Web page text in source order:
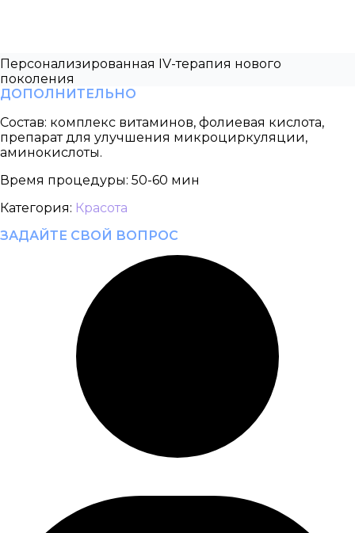
Персонализированная IV-терапия нового
поколения
ДОПОЛНИТЕЛЬНО
Состав: комплекс витаминов, фолиевая кислота,
препарат для улучшения микроциркуляции,
аминокислоты.
Время процедуры: 50-60 мин
Категория: Красота
ЗАДАЙТЕ СВОЙ ВОПРОС